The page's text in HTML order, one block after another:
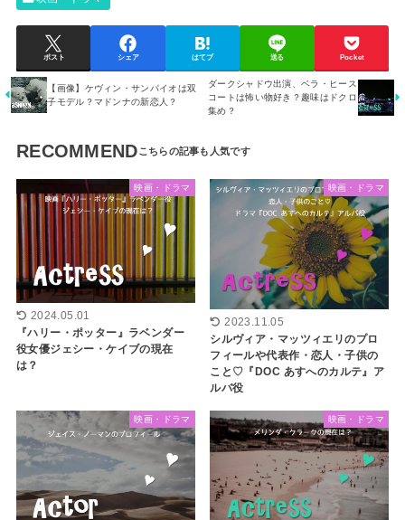
ポスト シェア はてブ 送る Pocket
【画像】ケヴィン・サンパイオは双
子モデル？マドンナの新恋人？
ダークシャドウ出演、ベラ・ヒース
コートは怖い物好き？趣味はドクロ
集め？
RECOMMEND
映画・ドラマ
2024.05.01
『ハリー・ポッター』ラベンダー
役女優ジェシー・ケイブの現在
は？
映画・ドラマ
2023.11.05
シルヴィア・マッツィエリのプロ
フィールや代表作・恋人・子供の
こと♡『DOC あすへのカルテ』ア
ルバ役
映画・ドラマ 映画・ドラマ